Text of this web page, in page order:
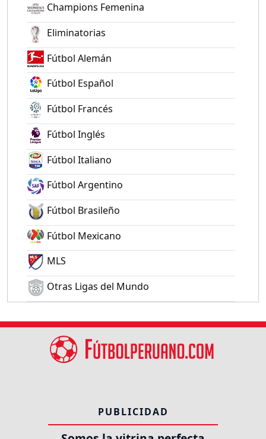
Champions Femenina
Eliminatorias
Fútbol Alemán
Fútbol Español
Fútbol Francés
Fútbol Inglés
Fútbol Italiano
Fútbol Argentino
Fútbol Brasileño
Fútbol Mexicano
MLS
Otras Ligas del Mundo
PUBLICIDAD